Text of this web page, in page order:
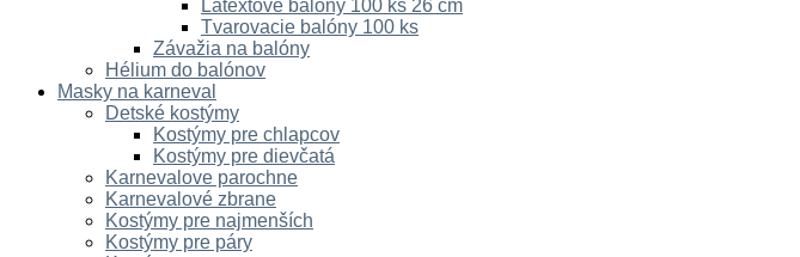
Latextové balóny 100 ks 26 cm
Tvarovacie balóny 100 ks
Závažia na balóny
Hélium do balónov
Masky na karneval
Detské kostýmy
Kostýmy pre chlapcov
Kostýmy pre dievčatá
Karnevalove parochne
Karnevalové zbrane
Kostýmy pre najmenších
Kostýmy pre páry